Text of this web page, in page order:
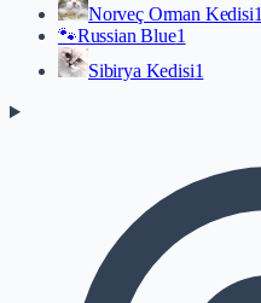
Norveç Orman Kedisi1
🐾Russian Blue1
Sibirya Kedisi1